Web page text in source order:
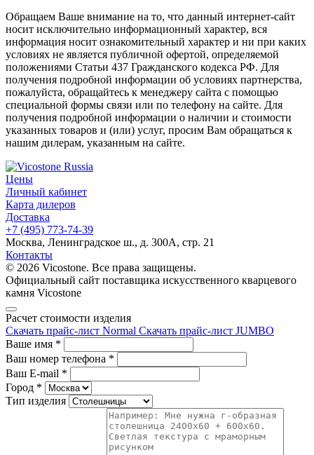
Обращаем Ваше внимание на то, что данный интернет-сайт
носит исключительно информационный характер, вся
информация носит ознакомительный характер и ни при каких
условиях не является публичной офертой, определяемой
положениями Статьи 437 Гражданского кодекса РФ. Для
получения подробной информации об условиях партнерства,
пожалуйста, обращайтесь к менеджеру сайта с помощью
специальной формы связи или по телефону на сайте. Для
получения подробной информации о наличии и стоимости
указанных товаров и (или) услуг, просим Вам обращаться к
нашим дилерам, указанным на сайте.
Цены
Личный кабинет
Карта дилеров
Доставка
+7 (495) 773-74-39
Москва, Ленинградское ш., д. 300А, стр. 21
Контакты
© 2026 Vicostone. Все права защищены.
Официальный сайт поставщика искусственного кварцевого
камня Vicostone
Расчет стоимости изделия
Скачать прайс-лист Normal Скачать прайс-лист JUMBO
Ваше имя *
Ваш номер телефона *
Ваш E-mail *
Город *
Тип изделия